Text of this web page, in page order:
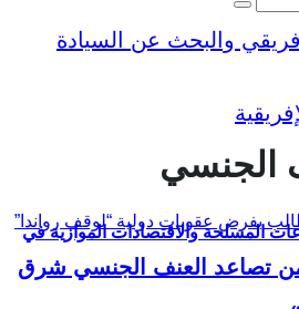
المسلحة والاقتصادات الموازية في
الجنسي
من تصاعد العنف الجنسي شرق